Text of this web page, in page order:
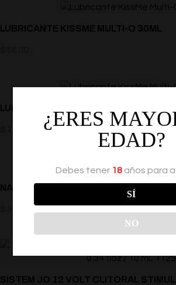
LUBRICANTE KISSME MULTI-O 30ML
LUBRICANTE KISSME MULTI-O 60ML
NASSTOYS CHINA NYMPHO CREAM .5
SISTEM JO 12 VOLT CLITORAL
¿ERES
EDAD?
Debes tener 18años para
SÍ
NO